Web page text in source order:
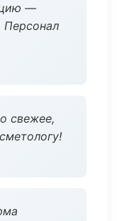
—
Персонал
свежее,